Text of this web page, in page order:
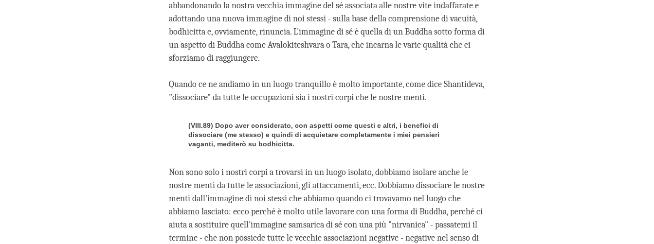
abbandonando la nostra vecchia immagine del sé associata alle nostre vite indaffarate e
adottando una nuova immagine di noi stessi - sulla base della comprensione di vacuità,
bodhicitta e, ovviamente, rinuncia. L'immagine di sé è quella di un Buddha sotto forma di
un aspetto di Buddha come Avalokiteshvara o Tara, che incarna le varie qualità che ci
sforziamo di raggiungere.
Quando ce ne andiamo in un luogo tranquillo è molto importante, come dice Shantideva,
"dissociare" da tutte le occupazioni sia i nostri corpi che le nostre menti.
(VIII.89) Dopo aver considerato, con aspetti come questi e altri, i benefici di
dissociare (me stesso) e quindi di acquietare completamente i miei pensieri
vaganti, mediterò su bodhicitta.
Non sono solo i nostri corpi a trovarsi in un luogo isolato, dobbiamo isolare anche le
nostre menti da tutte le associazioni, gli attaccamenti, ecc. Dobbiamo dissociare le nostre
menti dall'immagine di noi stessi che abbiamo quando ci trovavamo nel luogo che
abbiamo lasciato: ecco perché è molto utile lavorare con una forma di Buddha, perché ci
aiuta a sostituire quell'immagine samsarica di sé con una più "nirvanica" - passatemi il
termine - che non possiede tutte le vecchie associazioni negative - negative nel senso di